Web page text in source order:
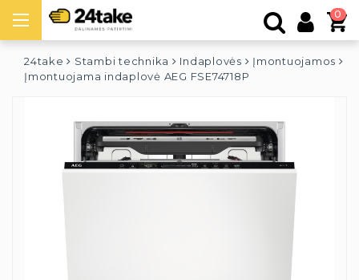
0
24take Stambi technika Indaplovės
Įmontuojamos
Įmontuojama indaplovė AEG FSE74718P